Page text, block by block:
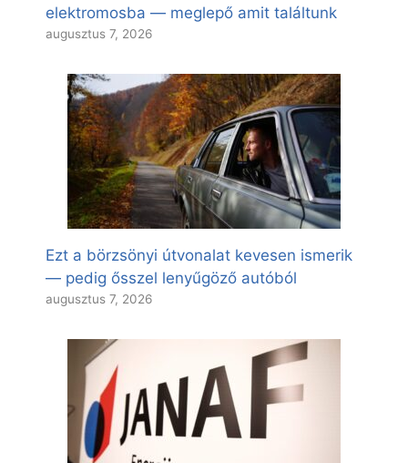
elektromosba — meglepő amit találtunk
augusztus 7, 2026
Ezt a börzsönyi útvonalat kevesen ismerik
— pedig ősszel lenyűgöző autóból
augusztus 7, 2026